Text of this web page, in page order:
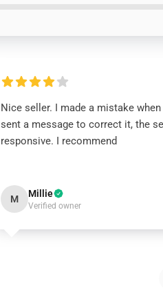
Nice seller. I made a mistake
sent a message to correct it, the
responsive. I recommend
M Millie
Verified owner